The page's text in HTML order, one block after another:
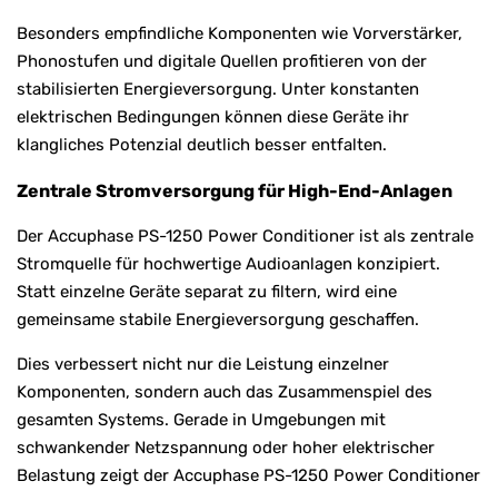
Besonders empfindliche Komponenten wie Vorverstärker,
Phonostufen und digitale Quellen profitieren von der
stabilisierten Energieversorgung. Unter konstanten
elektrischen Bedingungen können diese Geräte ihr
klangliches Potenzial deutlich besser entfalten.
Zentrale Stromversorgung für High-End-Anlagen
Der Accuphase PS-1250 Power Conditioner ist als zentrale
Stromquelle für hochwertige Audioanlagen konzipiert.
Statt einzelne Geräte separat zu filtern, wird eine
gemeinsame stabile Energieversorgung geschaffen.
Dies verbessert nicht nur die Leistung einzelner
Komponenten, sondern auch das Zusammenspiel des
gesamten Systems. Gerade in Umgebungen mit
schwankender Netzspannung oder hoher elektrischer
Belastung zeigt der Accuphase PS-1250 Power Conditioner